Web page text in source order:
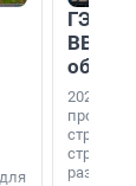
ГЭС,
ВВП: в
об
2026-й —
раз. В